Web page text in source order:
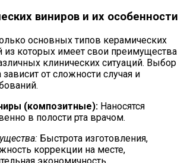
виниров и их особенности
основных типов керамических
которых имеет свои преимущества
клинических ситуаций. Выбор
зависит от сложности случая и
(композитные): Наносятся
в полости рта врачом.
Быстрота изготовления,
коррекции на месте,
экономичность.